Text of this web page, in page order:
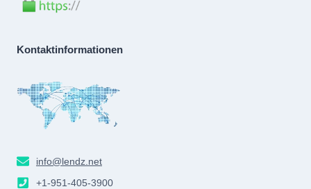
Kontaktinformationen
info@lendz.net
+1-951-405-3900